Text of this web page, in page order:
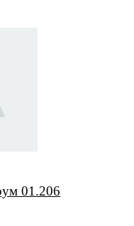
01.206